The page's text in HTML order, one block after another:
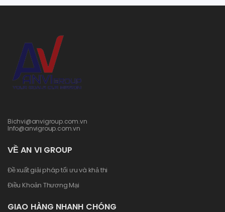
Bichvi@anvigroup.com.vn
Info@anvigroup.com.vn
VỀ AN VI GROUP
Đề xuất giải pháp tối ưu và khả thi
Điều Khoản Thương Mại
GIAO HÀNG NHANH CHÓNG